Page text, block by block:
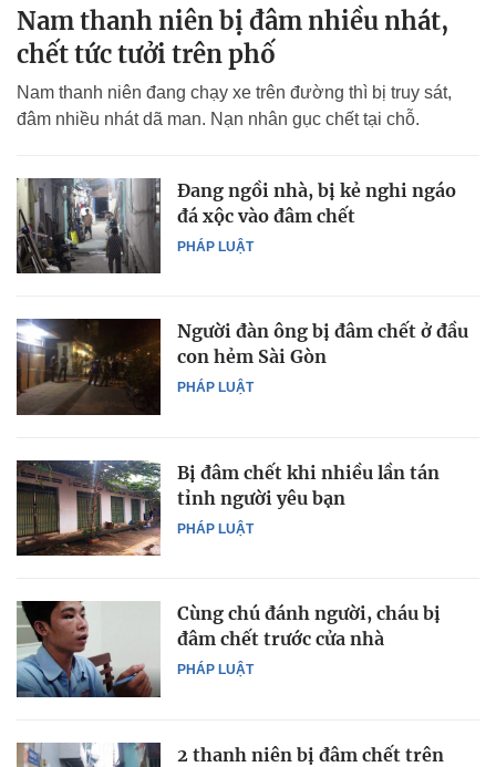
Nam thanh niên bị đâm nhiều nhát,
chết tức tưởi trên phố
Nam thanh niên đang chạy xe trên đường thì bị truy sát,
đâm nhiều nhát dã man. Nạn nhân gục chết tại chỗ.
PHÁP LUẬT
Đang ngồi nhà, bị kẻ nghi ngáo
đá xộc vào đâm chết
PHÁP LUẬT
Người đàn ông bị đâm chết ở đầu
con hẻm Sài Gòn
PHÁP LUẬT
Bị đâm chết khi nhiều lần tán
tỉnh người yêu bạn
PHÁP LUẬT
Cùng chú đánh người, cháu bị
đâm chết trước cửa nhà
2 thanh niên bị đâm chết trên